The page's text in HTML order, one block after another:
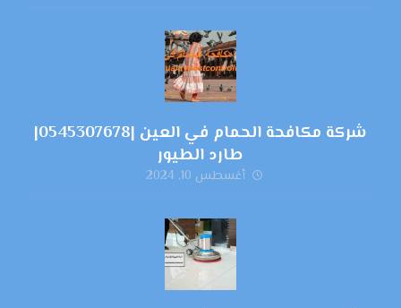
شركة مكافحة الحمام في العين |0545307678|
طارد الطيور
أغسطس 10, 2024